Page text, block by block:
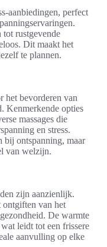
aanbiedingen, perfect
rustgevende
Dit maakt het
te plannen.
het bevorderen van
Kenmerkende opties
massages die
en stress.
bij ontspanning, maar
van welzijn.
zijn aanzienlijk.
van het
De warmte
leidt tot een frissere
aanvulling op elke